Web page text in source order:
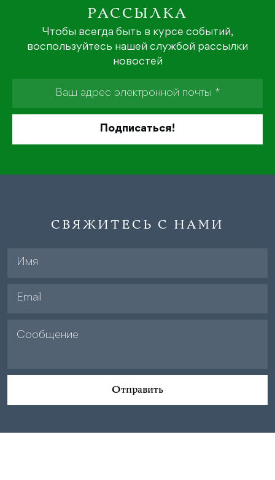
РАССЫЛКА
Чтобы всегда быть в курсе событий,
воспользуйтесь нашей службой рассылки
новостей
СВЯЖИТЕСЬ С НАМИ
Отправить